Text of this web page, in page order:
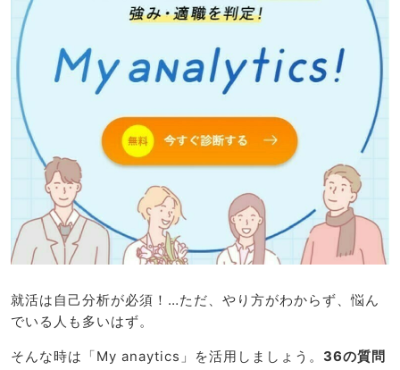
就活は自己分析が必須！…ただ、やり方がわからず、悩ん
でいる人も多いはず。
そんな時は「My anaytics」を活用しましょう。 36の質問